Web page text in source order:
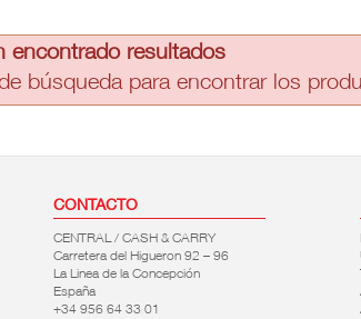
encontrado resultados
búsqueda para encontrar los
CONTACTO
CENTRAL / CASH & CARRY
Carretera del Higueron 92 – 96
La Linea de la Concepción
España
+34 956 64 33 01